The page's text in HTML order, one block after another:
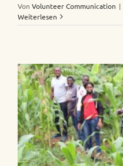
Von Volunteer Communication |
Weiterlesen